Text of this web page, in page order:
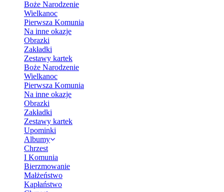
Boże Narodzenie
Wielkanoc
Pierwsza Komunia
Na inne okazje
Obrazki
Zakładki
Zestawy kartek
Boże Narodzenie
Wielkanoc
Pierwsza Komunia
Na inne okazje
Obrazki
Zakładki
Zestawy kartek
Upominki
Albumy
Chrzest
I Komunia
Bierzmowanie
Małżeństwo
Kapłaństwo